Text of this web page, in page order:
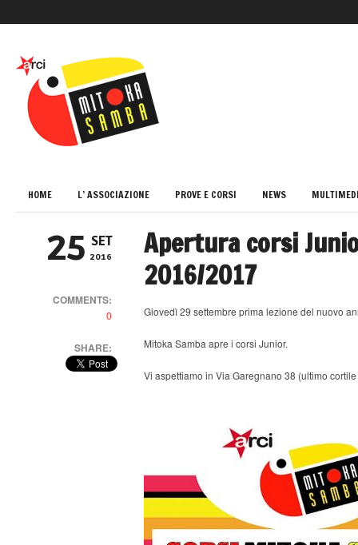
HOME L’ ASSOCIAZIONE PROVE E CORSI NEWS
25 SET
2016
COMMENTS:
0
SHARE:
Apertura corsi
2016/2017
Giovedì 29 settembre prima lezione del nuovo
Mitoka Samba apre i corsi Junior.
Vi aspettiamo in Via Garegnano 38 (ultimo